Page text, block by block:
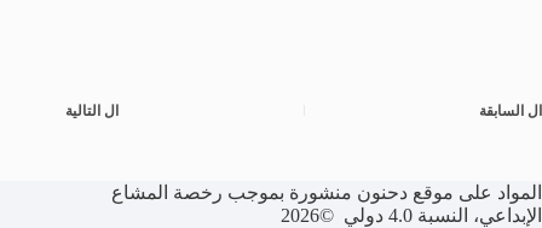
ال السابقة ال التالية
المواد على موقع دحنون منشورة بموجب رخصة المشاع
الإبداعي، النسبة 4.0 دولي ©2026